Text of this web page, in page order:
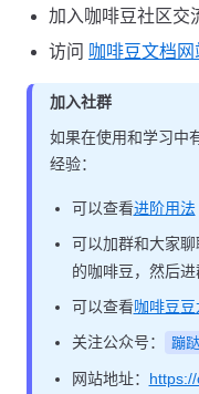
加入咖啡豆社区交
访问 咖啡豆文档网
加入社群
如果在使用和学习中
经验：
可以查看进阶用法
可以加群和大家
的咖啡豆，然后进
可以查看咖啡豆豆
关注公众号：
蹦
网站地址：